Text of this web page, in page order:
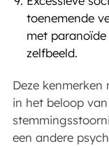
toenemende
met
zelfbeeld.
Deze
in het beloop
een andere